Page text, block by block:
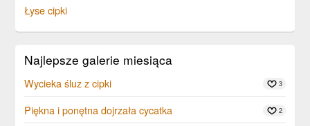
Łyse cipki
Najlepsze galerie miesiąca
Wycieka śluz z cipki 3
Piękna i ponętna dojrzała cycatka 2